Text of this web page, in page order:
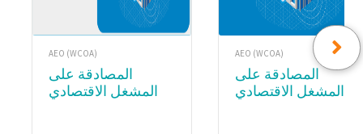
AEO (WCOA)
المصادقة على
المشغل الاقتصادي
AEO (WCOA)
المصادقة على
المشغل الاقتصادي